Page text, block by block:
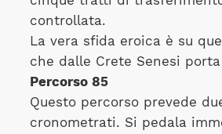
controllata.
La vera sfida eroica è su
che dalle Crete Senesi
Percorso 85
Questo percorso prevede
cronometrati. Si pedala